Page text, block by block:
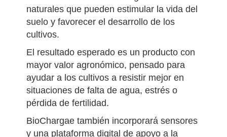
combinar un material capaz de mejorar la
estructura del suelo con organismos
naturales que pueden estimular la vida del
cultivos.
El resultado esperado es un producto con
mayor valor agronómico, pensado para
ayudar a los cultivos a resistir mejor en
pérdida de fertilidad.